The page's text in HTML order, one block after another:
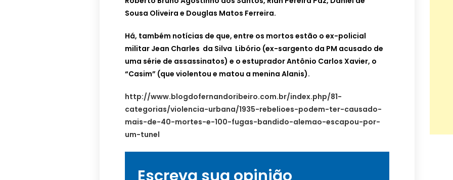
Sousa Oliveira e Douglas Matos Ferreira.
Há, também notícias de que, entre os mortos estão o ex-policial
militar Jean Charles da Silva Libório (ex-sargento da PM acusado de
uma série de assassinatos) e o estuprador Antônio Carlos Xavier, o
“Casim” (que violentou e matou a menina Alanis).
http://www.blogdofernandoribeiro.com.br/index.php/81-
categorias/violencia-urbana/1935-rebelioes-podem-ter-causado-
mais-de-40-mortes-e-100-fugas-bandido-alemao-escapou-por-
um-tunel